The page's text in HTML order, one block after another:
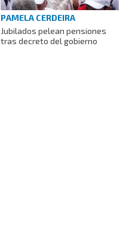
PAMELA CERDEIRA
Jubilados pelean pensiones
tras decreto del gobierno